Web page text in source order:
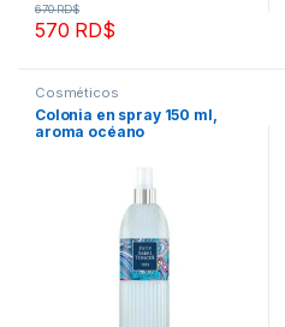
570 RD$
670RD$
Cosméticos
Colonia en spray 150 ml,
aroma océano